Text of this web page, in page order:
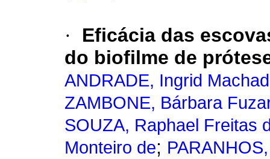
·
Eficácia das
do biofilme de
ANDRADE, Ingrid
ZAMBONE, Bárbara
SOUZA, Raphael Freitas
Monteiro de;